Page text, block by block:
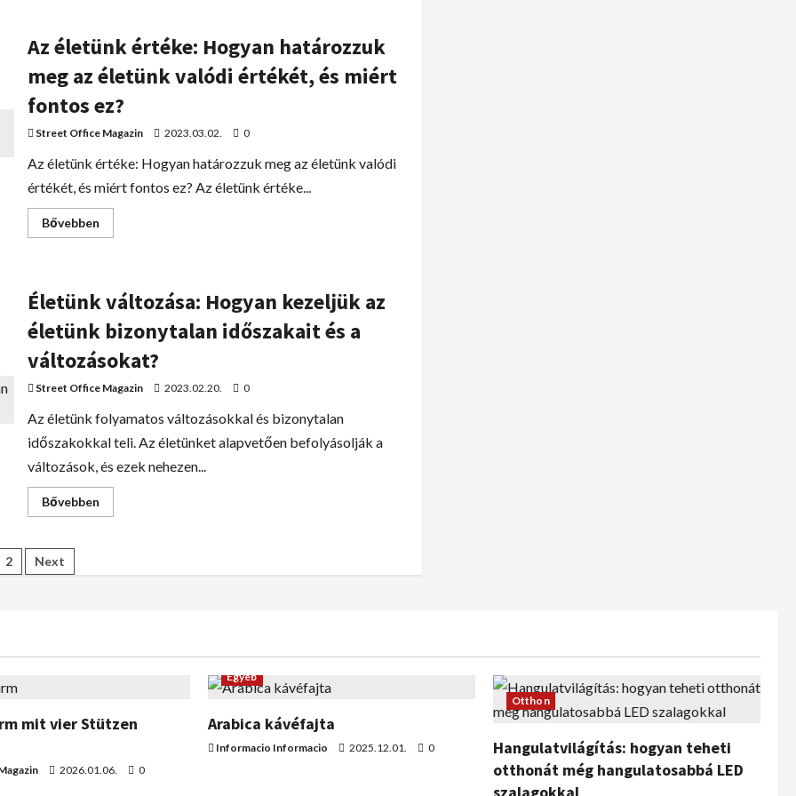
Az életünk értéke: Hogyan határozzuk
meg az életünk valódi értékét, és miért
fontos ez?
Street Office Magazin 2023.03.02. 0
Az életünk értéke: Hogyan határozzuk meg az életünk valódi
értékét, és miért fontos ez? Az életünk értéke...
Bővebben
Életünk változása: Hogyan kezeljük az
életünk bizonytalan időszakait és a
változásokat?
Street Office Magazin 2023.02.20. 0
Az életünk folyamatos változásokkal és bizonytalan
időszakokkal teli. Az életünket alapvetően befolyásolják a
változások, és ezek nehezen...
Bővebben
2 Next
mit vier Stützen
2026.01.06. 0
Egyéb
Arabica kávéfajta
Informacio Informacio 2025.12.01. 0
Otthon
Hangulatvilágítás: hogyan teheti
otthonát még hangulatosabbá LED